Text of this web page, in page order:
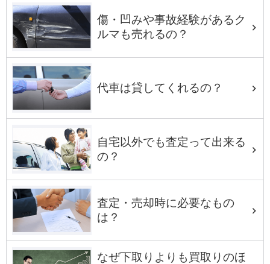
傷・凹みや事故経験があるク
ルマも売れるの？
代車は貸してくれるの？
自宅以外でも査定って出来る
の？
査定・売却時に必要なもの
は？
なぜ下取りよりも買取りのほ